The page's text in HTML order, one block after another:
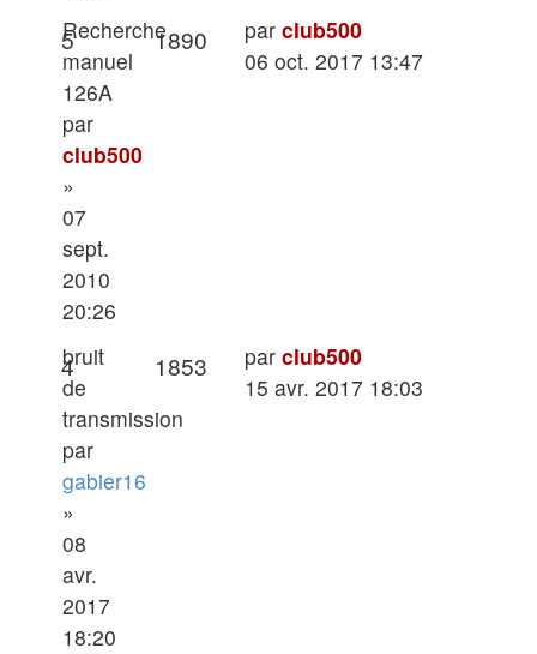
Recherche
manuel
126A
par
club500
»
07
sept.
2010
20:26
5Réponses1890 VuesDernier
message
par club500
06 oct. 2017 13:47
bruit
de
transmission
par
gabier16
»
08
avr.
2017
18:20
4Réponses1853 VuesDernier
message
par club500
15 avr. 2017 18:03